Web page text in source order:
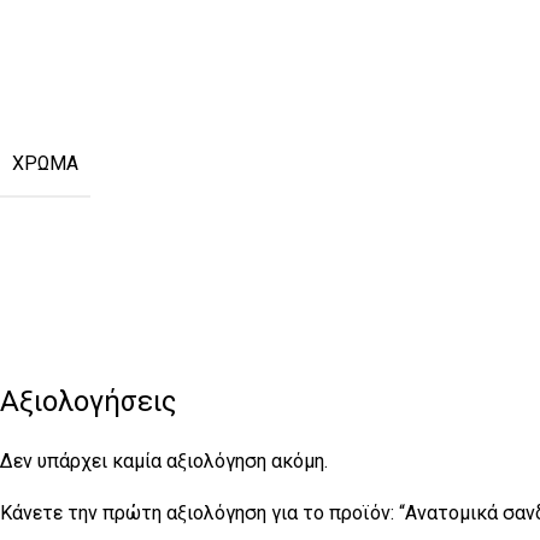
ΧΡΏΜΑ
Αξιολογήσεις
Δεν υπάρχει καμία αξιολόγηση ακόμη.
Κάνετε την πρώτη αξιολόγηση για το προϊόν: “Ανατομικά